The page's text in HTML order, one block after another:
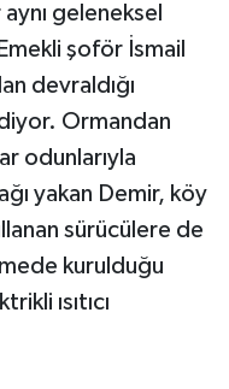
geleneksel
şoför İsmail
devraldığı
Ormandan
odunlarıyla
yakan Demir, köy
sürücülere de
kurulduğu
ısıtıcı